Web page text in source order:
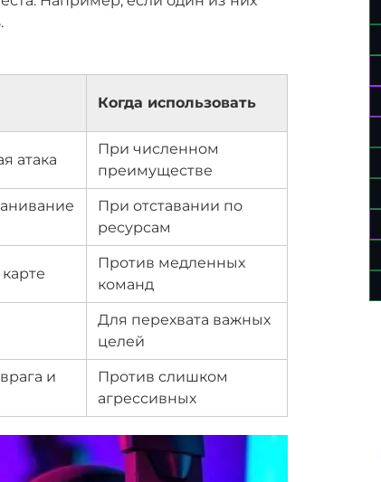
Когда использовать
атака
При численном
преимуществе
При отставании по
ресурсам
Против медленных
команд
Для перехвата важных
целей
и
Против слишком
агрессивных